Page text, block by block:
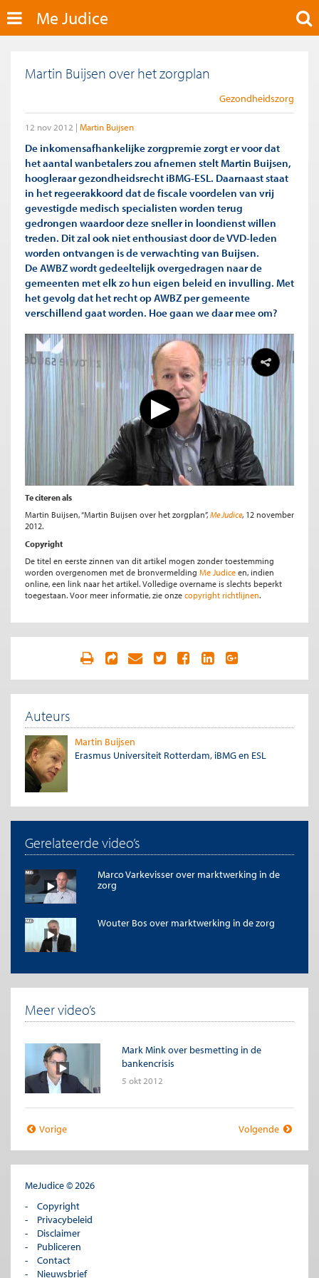
Me Judice
Martin Buijsen over het zorgplan
Gezondheidszorg
12 nov 2012 Martin Buijsen
De inkomensafhankelijke zorgpremie zorgt er voor dat
het aantal wanbetalers zou afnemen stelt Martin Buijsen,
hoogleraar gezondheidsrecht iBMG-ESL. Daarnaast staat
in het regeerakkoord dat de fiscale voordelen van vrij
gevestigde medisch specialisten worden terug
gedrongen waardoor deze sneller in loondienst willen
treden. Dit zal ook niet enthousiast door de VVD-leden
worden ontvangen is de verwachting van Buijsen.
De AWBZ wordt gedeeltelijk overgedragen naar de
gemeenten met elk zo hun eigen beleid en invulling. Met
het gevolg dat het recht op AWBZ per gemeente
verschillend gaat worden. Hoe gaan we daar mee om?
Te citeren als
Martin Buijsen, “Martin Buijsen over het zorgplan”, Me Judice, 12 november
2012.
Copyright
De titel en eerste zinnen van dit artikel mogen zonder toestemming
worden overgenomen met de bronvermelding Me Judice en, indien
online, een link naar het artikel. Volledige overname is slechts beperkt
toegestaan. Voor meer informatie, zie onze copyright richtlijnen.
Auteurs
Martin Buijsen
Erasmus Universiteit Rotterdam, iBMG en ESL
Gerelateerde video’s
Marco Varkevisser over marktwerking in de
zorg
Wouter Bos over marktwerking in de zorg
Meer video’s
Mark Mink over besmetting in de
bankencrisis
5 okt 2012
Vorige Volgende
MeJudice © 2026
Copyright
Privacybeleid
Disclaimer
Publiceren
Contact
Nieuwsbrief